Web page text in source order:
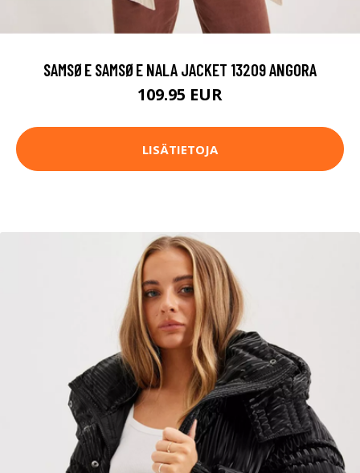
SAMSØE SAMSØE NALA JACKET 13209 ANGORA
109.95 EUR
LISÄTIETOJA